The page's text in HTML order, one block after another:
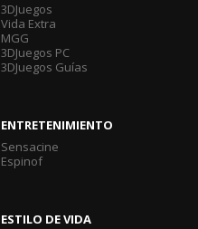
3DJuegos
Vida Extra
MGG
3DJuegos PC
3DJuegos Guías
ENTRETENIMIENTO
Sensacine
Espinof
ESTILO DE VIDA